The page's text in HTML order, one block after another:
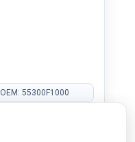
OEM: 55300F1000